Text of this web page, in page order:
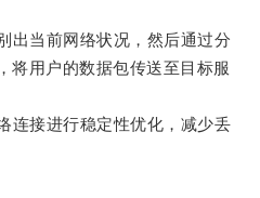
当前网络状况，然后通过分
将用户的数据包传送至目标服
接进行稳定性优化，减少丢